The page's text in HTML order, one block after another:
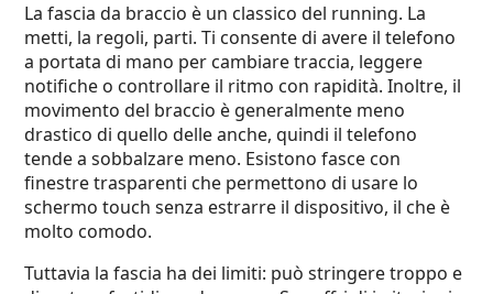
La fascia da braccio è un classico del running. La
metti, la regoli, parti. Ti consente di avere il telefono
a portata di mano per cambiare traccia, leggere
notifiche o controllare il ritmo con rapidità. Inoltre, il
movimento del braccio è generalmente meno
drastico di quello delle anche, quindi il telefono
tende a sobbalzare meno. Esistono fasce con
finestre trasparenti che permettono di usare lo
schermo touch senza estrarre il dispositivo, il che è
molto comodo.
Tuttavia la fascia ha dei limiti: può stringere troppo e